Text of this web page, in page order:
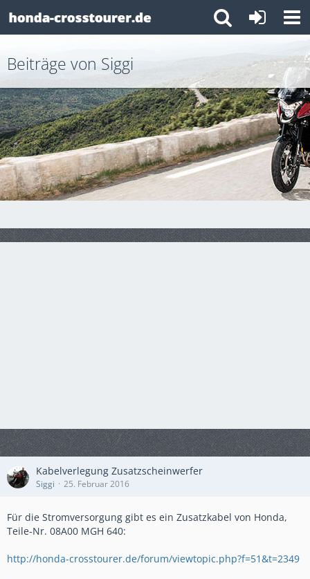
Beiträge von Siggi
Kabelverlegung Zusatzscheinwerfer
Siggi 25. Februar 2016
Für die Stromversorgung gibt es ein Zusatzkabel von Honda,
Teile-Nr. 08A00 MGH 640:
http://honda-crosstourer.de/forum/viewtopic.php?f=51&t=2349